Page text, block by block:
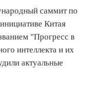
саммит по
Китая
"Прогресс в
интеллекта и их
актуальные